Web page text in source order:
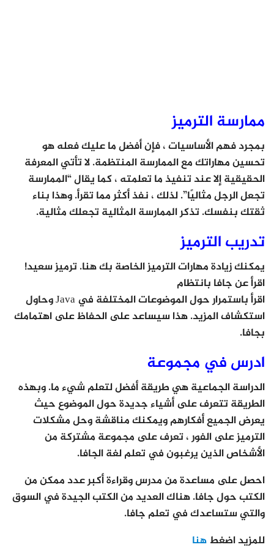
ممارسة الترميز
بمجرد فهم الأساسيات ، فإن أفضل ما عليك فعله هو
تحسين مهاراتك مع الممارسة المنتظمة. لا تأتي المعرفة
الحقيقية إلا عند تنفيذ ما تعلمته ، كما يقال “الممارسة
تجعل الرجل مثاليًا”. لذلك ، نفذ أكثر مما تقرأ. وهذا بناء
ثقتك بنفسك. تذكر الممارسة المثالية تجعلك مثالية.
تدريب الترميز
يمكنك زيادة مهارات الترميز الخاصة بك هنا. ترميز سعيد!
اقرأ عن جافا بانتظام
اقرأ باستمرار حول الموضوعات المختلفة في Java وحاول
استكشاف المزيد. هذا سيساعد على الحفاظ على اهتمامك
بجافا.
ادرس في مجموعة
الدراسة الجماعية هي طريقة أفضل لتعلم شيء ما. وبهذه
الطريقة تتعرف على أشياء جديدة حول الموضوع حيث
يعرض الجميع أفكارهم ويمكنك مناقشة وحل مشكلات
الترميز على الفور ، تعرف على مجموعة مشتركة من
الأشخاص الذين يرغبون في تعلم لغة الجافا.
احصل على مساعدة من مدرس وقراءة أكبر عدد ممكن من
الكتب حول جافا. هناك العديد من الكتب الجيدة في السوق
والتي ستساعدك في تعلم جافا.
للمزيد اضغط هنا